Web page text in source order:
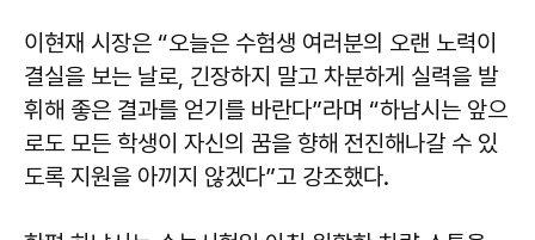
이현재 시장은 “오늘은 수험생 여러분의 오랜 노력이
결실을 보는 날로, 긴장하지 말고 차분하게 실력을 발
휘해 좋은 결과를 얻기를 바란다”라며 “하남시는 앞으
로도 모든 학생이 자신의 꿈을 향해 전진해나갈 수 있
도록 지원을 아끼지 않겠다”고 강조했다.